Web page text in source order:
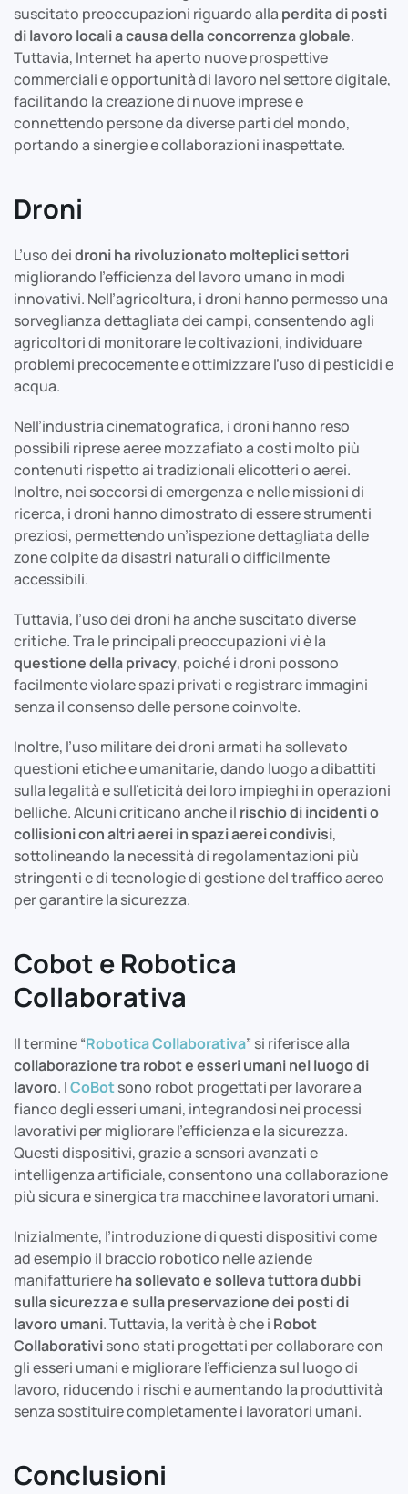
suscitato preoccupazioni riguardo alla perdita di posti
di lavoro locali a causa della concorrenza globale.
Tuttavia, Internet ha aperto nuove prospettive
commerciali e opportunità di lavoro nel settore digitale,
facilitando la creazione di nuove imprese e
connettendo persone da diverse parti del mondo,
portando a sinergie e collaborazioni inaspettate.
Droni
L’uso deidroni ha rivoluzionato molteplici settori
migliorando l’efficienza del lavoro umano in modi
innovativi. Nell’agricoltura, i droni hanno permesso una
sorveglianza dettagliata dei campi, consentendo agli
agricoltori di monitorare le coltivazioni, individuare
problemi precocemente e ottimizzare l’uso di pesticidi e
acqua.
Nell’industria cinematografica, i droni hanno reso
possibili riprese aeree mozzafiato a costi molto più
contenuti rispetto ai tradizionali elicotteri o aerei.
Inoltre, nei soccorsi di emergenza e nelle missioni di
ricerca, i droni hanno dimostrato di essere strumenti
preziosi, permettendo un’ispezione dettagliata delle
zone colpite da disastri naturali o difficilmente
accessibili.
Tuttavia, l’uso dei droni ha anche suscitato diverse
critiche. Tra le principali preoccupazioni vi è la
questione della privacy, poiché i droni possono
facilmente violare spazi privati e registrare immagini
senza il consenso delle persone coinvolte.
Inoltre, l’uso militare dei droni armati ha sollevato
questioni etiche e umanitarie, dando luogo a dibattiti
sulla legalità e sull’eticità dei loro impieghi in operazioni
belliche. Alcuni criticano anche il rischio di incidenti o
collisioni con altri aerei in spazi aerei condivisi,
sottolineando la necessità di regolamentazioni più
stringenti e di tecnologie di gestione del traffico aereo
per garantire la sicurezza.
Cobot e Robotica
Collaborativa
Il termine “Robotica Collaborativa” si riferisce alla
collaborazione tra robot e esseri umani nel luogo di
lavoro. ICoBotsono robot progettati per lavorare a
fianco degli esseri umani, integrandosi nei processi
lavorativi per migliorare l’efficienza e la sicurezza.
Questi dispositivi, grazie a sensori avanzati e
intelligenza artificiale, consentono una collaborazione
più sicura e sinergica tra macchine e lavoratori umani.
Inizialmente, l’introduzione di questi dispositivi come
ad esempio il braccio robotico nelle aziende
manifatturiereha sollevato e solleva tuttora dubbi
sulla sicurezza e sulla preservazione dei posti di
lavoro umani. Tuttavia, la verità è che i Robot
Collaborativisono stati progettati per collaborare con
gli esseri umani e migliorare l’efficienza sul luogo di
lavoro, riducendo i rischi e aumentando la produttività
senza sostituire completamente i lavoratori umani.
Conclusioni